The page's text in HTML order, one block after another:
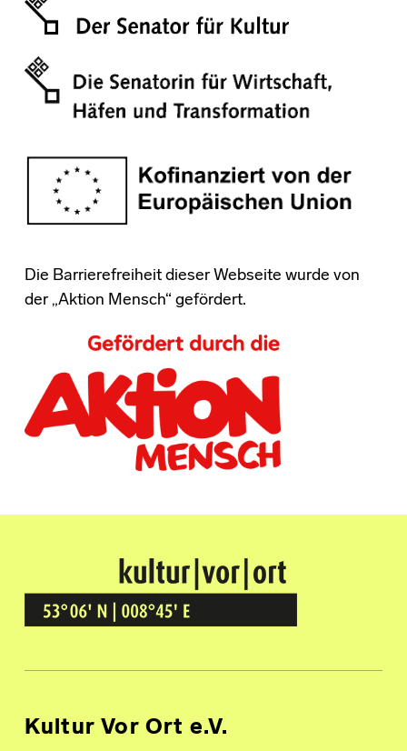
Die Barrierefreiheit dieser Webseite wurde von
der „Aktion Mensch“ gefördert.
Kultur Vor Ort
BREMEN GRÖPELINGEN
Kultur Vor Ort e.V.